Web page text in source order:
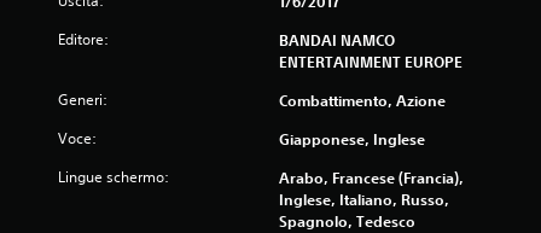
Editore:
BANDAI NAMCO
ENTERTAINMENT EUROPE
Generi: Combattimento, Azione
Voce: Giapponese, Inglese
Lingue schermo:
Arabo, Francese (Francia),
Inglese, Italiano, Russo,
Spagnolo, Tedesco